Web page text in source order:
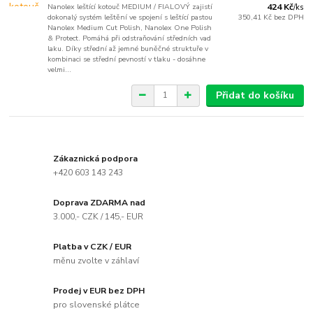
Nanolex leštící kotouč MEDIUM / FIALOVÝ zajistí
dokonalý systém leštění ve spojení s leštící pastou
Nanolex Medium Cut Polish, Nanolex One Polish
& Protect. Pomáhá při odstraňování středních vad
laku. Díky střední až jemné buněčné struktuře v
kombinaci se střední pevností v tlaku - dosáhne
velmi...
424 Kč/ks
350,41 Kč bez DPH
Přidat do košíku
Zákaznická podpora
+420 603 143 243
Doprava ZDARMA nad
3.000,- CZK / 145,- EUR
Platba v CZK / EUR
měnu zvolte v záhlaví
Prodej v EUR bez DPH
pro slovenské plátce